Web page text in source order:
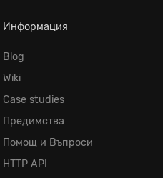
Информация
Blog
Wiki
Case studies
Предимства
Помощ и Въпроси
HTTP API